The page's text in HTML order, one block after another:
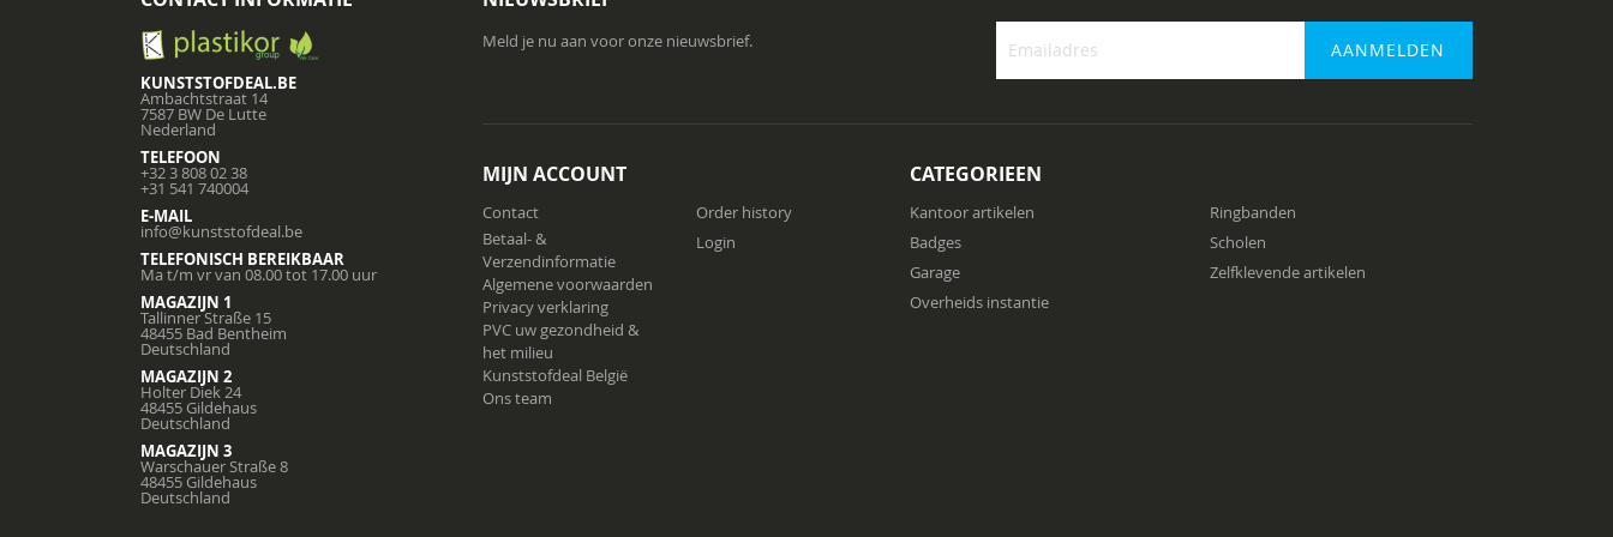
KUNSTSTOFDEAL.BE
Ambachtstraat 14
7587 BW De Lutte
Nederland
TELEFOON
+32 3 808 02 38
+31 541 740004
E-MAIL
info@kunststofdeal.be
TELEFONISCH BEREIKBAAR
Ma t/m vr van 08.00 tot 17.00 uur
MAGAZIJN 1
Tallinner Straße 15
48455 Bad Bentheim
Deutschland
MAGAZIJN 2
Holter Diek 24
48455 Gildehaus
Deutschland
MAGAZIJN 3
Warschauer Straße 8
48455 Gildehaus
Deutschland
Meld je nu aan voor onze nieuwsbrief.
nieuwsbrief
AANMELDEN
MIJN ACCOUNT
Contact
Betaal- &
Verzendinformatie
Algemene voorwaarden
Privacy verklaring
PVC uw gezondheid &
het milieu
Kunststofdeal België
Ons team
Order history
Login
CATEGORIEEN
Kantoor artikelen
Badges
Garage
Overheids instantie
Ringbanden
Scholen
Zelfklevende artikelen